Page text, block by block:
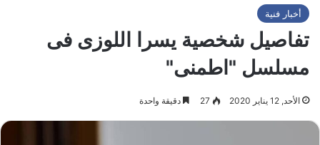
أخبار فنية
تفاصيل شخصية يسرا اللوزى فى
مسلسل "اطمنى"
الأحد, 12 يناير 2020 27 دقيقة واحدة